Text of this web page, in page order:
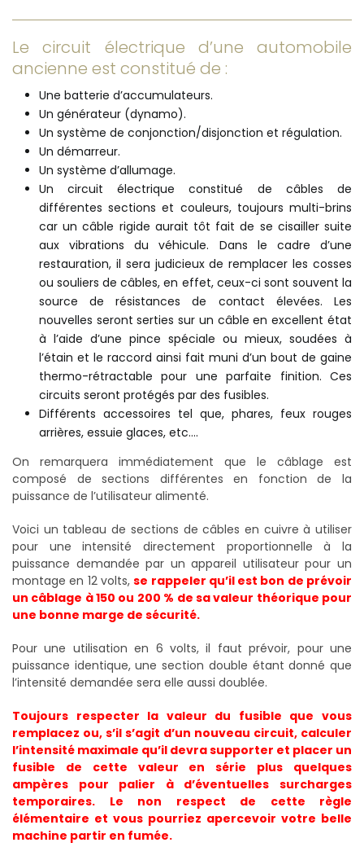
Le circuit électrique d’une automobile
ancienne est constitué de :
Une batterie d’accumulateurs.
Un générateur (dynamo).
Un système de conjonction/disjonction et régulation.
Un démarreur.
Un système d’allumage.
Un circuit électrique constitué de câbles de
différentes sections et couleurs, toujours multi-brins
car un câble rigide aurait tôt fait de se cisailler suite
aux vibrations du véhicule. Dans le cadre d’une
restauration, il sera judicieux de remplacer les cosses
ou souliers de câbles, en effet, ceux-ci sont souvent la
source de résistances de contact élevées. Les
nouvelles seront serties sur un câble en excellent état
à l’aide d’une pince spéciale ou mieux, soudées à
l’étain et le raccord ainsi fait muni d’un bout de gaine
thermo-rétractable pour une parfaite finition. Ces
circuits seront protégés par des fusibles.
Différents accessoires tel que, phares, feux rouges
arrières, essuie glaces, etc….
On remarquera immédiatement que le câblage est
composé de sections différentes en fonction de la
puissance de l’utilisateur alimenté.
Voici un tableau de sections de câbles en cuivre à utiliser
pour une intensité directement proportionnelle à la
puissance demandée par un appareil utilisateur pour un
montage en 12 volts,se rappeler qu’il est bon de prévoir
un câblage à 150 ou 200 % de sa valeur théorique pour
une bonne marge de sécurité.
Pour une utilisation en 6 volts, il faut prévoir, pour une
puissance identique, une section double étant donné que
l’intensité demandée sera elle aussi doublée.
Toujours respecter la valeur du fusible que vous
remplacez ou, s’il s’agit d’un nouveau circuit, calculer
l’intensité maximale qu’il devra supporter et placer un
fusible de cette valeur en série plus quelques
ampères pour palier à d’éventuelles surcharges
temporaires. Le non respect de cette règle
élémentaire et vous pourriez apercevoir votre belle
machine partir en fumée.